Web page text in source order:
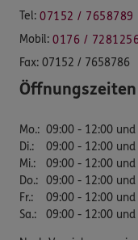
Tel: 07152 / 7658789
Mobil: 0176 /
Fax: 07152 / 7658786
Öffnungszeiten
Mo.: 09:00 - 12:00
Di.:
09:00 - 12:00
Mi.:
09:00 - 12:00
Do.: 09:00 - 12:00
Fr.:
09:00 - 12:00
Sa.: 09:00 - 12:00